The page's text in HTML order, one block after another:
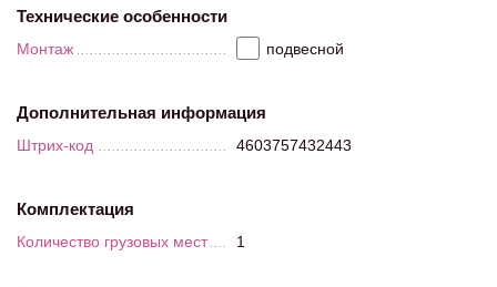
Технические особенности
Монтаж подвесной
Дополнительная информация
Штрих-код 4603757432443
Комплектация
Количество грузовых мест 1